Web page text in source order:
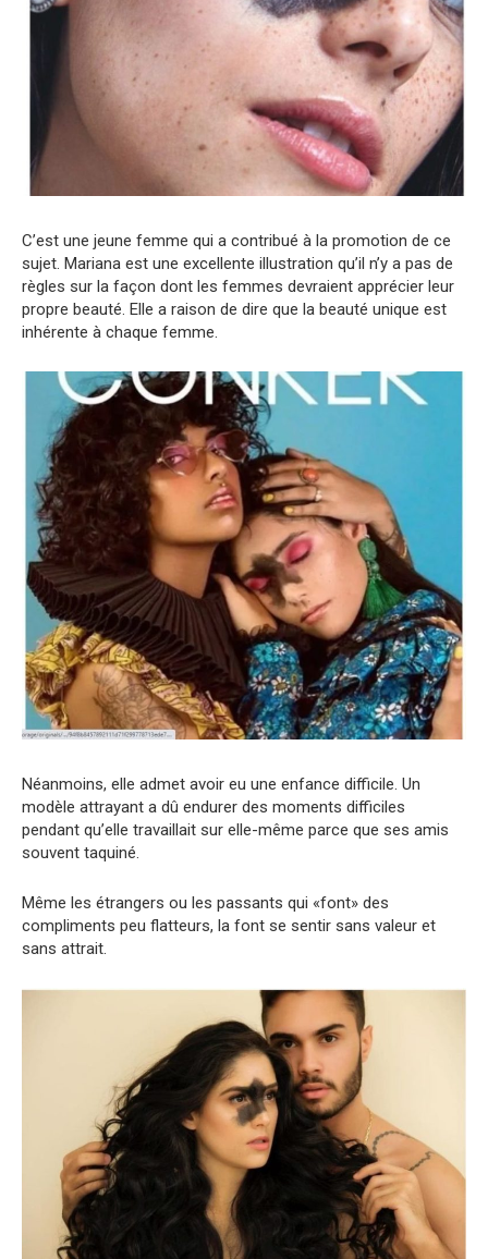
C’est une jeune femme qui a contribué à la promotion de ce
sujet. Mariana est une excellente illustration qu’il n’y a pas de
règles sur la façon dont les femmes devraient apprécier leur
propre beauté. Elle a raison de dire que la beauté unique est
inhérente à chaque femme.
Néanmoins, elle admet avoir eu une enfance difficile. Un
modèle attrayant a dû endurer des moments difficiles
pendant qu’elle travaillait sur elle-même parce que ses amis
souvent taquiné.
Même les étrangers ou les passants qui «font» des
compliments peu flatteurs, la font se sentir sans valeur et
sans attrait.